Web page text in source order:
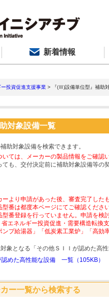
新着情報
投資促進支援事業 > 『(Ⅲ)設備単位型』補助
対象設備一覧
助対象設備を検索できます。
ては、メーカーの製品情報をご確認
も、交付決定前に補助対象設備等の
より申請があった後、審査完了した
型番は都度本ページにてご確認くださ
番登録を行っていません。申請を検
エネルギー投資促進・需要構造転換
ンプ給湯器」「低炭素工業炉」「高
象となる「その他ＳＩＩが認めた高
認めた高性能な設備 一覧（105KB）
カー一覧から検索する